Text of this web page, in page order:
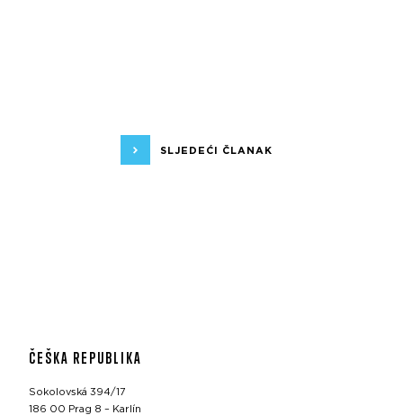
SLJEDEĆI ČLANAK
ČEŠKA REPUBLIKA
Sokolovská 394/17
186 00 Prag 8 – Karlín